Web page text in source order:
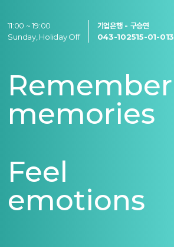
11:00 ~ 19:00
Sunday, Holiday Off
기업은행 - 구승연
043-102515-01-013
Remember
memories
Feel
emotions